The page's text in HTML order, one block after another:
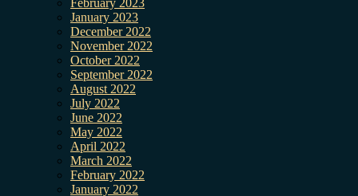
February 2023
January 2023
December 2022
November 2022
October 2022
September 2022
August 2022
July 2022
June 2022
May 2022
April 2022
March 2022
February 2022
January 2022